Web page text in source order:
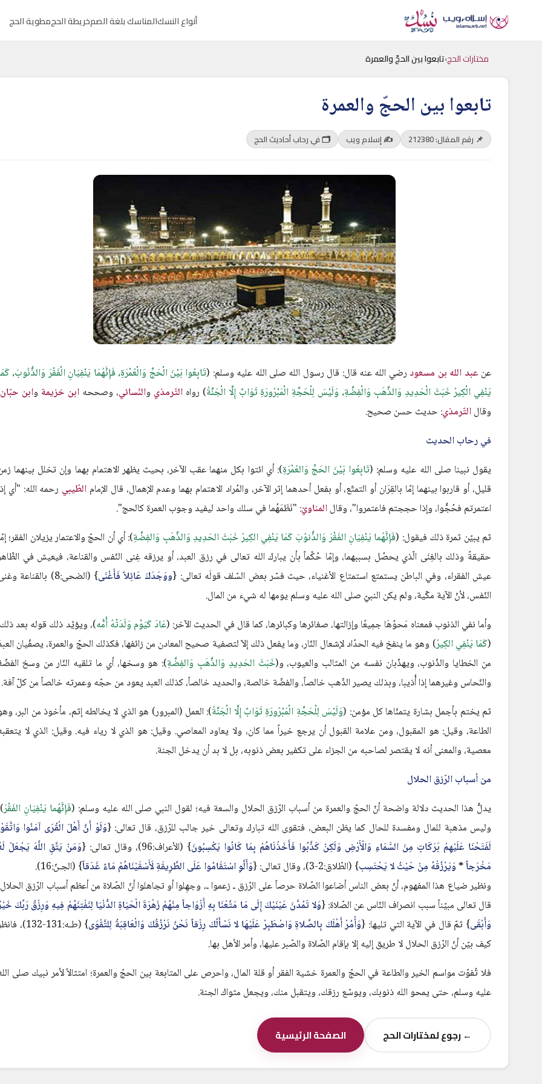
أنواع النسكالمناسك بلغة الصمخريطة الحجمطوية الحج
مختارات الحج›تابعوا بين الحجّ والعمرة
تابعوا بين الحجّ والعمرة
📌 رقم المقال: 212380 ✍️ إسلام ويب 🗂 في رحاب أحاديث الحج
عن عبد الله بن مسعود رضي الله عنه قال: قال رسول الله صلى الله عليه وسلم: (تَابِعُوا بَيْنَ الْحَجِّ وَالْعُمْرَةِ، فَإِنَّهُمَا يَنْفِيَانِ الْفَقْرَ وَالذُّنُوبَ،
يَنْفِي الْكِيرُ خَبَثَ الْحَدِيدِ وَالذَّهَبِ وَالْفِضَّةِ، وَلَيْسَ لِلْحَجَّةِ الْمَبْرُورَةِ ثَوَابٌ إِلَّا الْجَنَّةُ) رواهالتّرمذي والنّسائي، وصححهابن خزيمة وابن حبّان
وقالالتّرمذي: حديث حسن صحيح.
في رحاب الحديث
يقول نبينا صلى الله عليه وسلم: (تَابِعُوا بَيْنَ الحَجِّ وَالعُمْرَةِ): أي ائتوا بكل منهما عقب الآخر، بحيث يظهر الاهتمام بهما وإن تخلل بينهما
قليل، أو قاربوا بينهما إمّا بالقِرَان أو التمتّع، أو بفعل أحدهما إثر الآخر، والمُراد الاهتمام بهما وعدم الإهمال، قال الإمام الطّيبي رحمه الله: "أي
اعتمرتم فحُجُّوا، وإذا حججتم فاعتمروا"، وقالالمناويّ: "نَظَمَهُما في سلك واحد ليفيد وجوب العمرة كالحج".
ثم يبيّن ثمرة ذلك فيقول: (فَإِنَّهُما يَنْفِيَانِ الفَقْرَ وَالذُّنوُبَ كَمَا يَنْفِي الكِيرُ خَبَثَ الحَدِيدِ وَالذَّهَبِ وَالفِضَّةِ): أي أن الحجّ والاعتمار يزيلان الفقر؛
حقيقةً وذلك بالغِنَى الّذي يحصُل بسببهما، وإمّا حُكْماً بأن يبارك الله تعالى في رزق العبد، أو يرزقه غِنى النّفس والقناعة، فيعيش في
عيش الفقراء، وفي الباطن يستمتع استمتاع الأغنياء، حيث فسّر بعض السّلف قولَه تعالى: {ووَجَدَكَ عَائِلاً فَأَغْنَى
} (الضحى:8) بالقناعة
النّفس، لأنّ الآية مكّية، ولم يكن النبيّ صلى الله عليه وسلم يومها له شيء من المال.
وأما نفي الذنوب فمعناه مَحوُهَا جمِيعًا وإزالتها، صغائرها وكبائرها، كما قال في الحديث الآخر: (عَادَ كَيَوْم وَلَدَتْهُ أُمُّه)، ويؤيّد ذلك قوله بعد
(كَمَا يَنْفِي الكِيرُ) وهو ما ينفخ فيه الحدّاد لإشعال النّار، وما يفعل ذلك إلاّ لتصفية صحيح المعادن من زائفها، فكذلك الحجّ والعمرة، يصفّيان
من الخطايا والذّنوب، ويهذّبان نفسه من المثالب والعيوب، و(خَبَثَ الحَدِيدِ وَالذَّهَبِ وَالفِضَّةِ): هو وسخها، أي ما تلقيه النّار من وسخ
والنّحاس وغيرهما إذا أُذيبا، وبذلك يصير الذّهب خالصاً، والفضّة خالصة، والحديد خالصاً، كذلك العبد يعود من حجّه وعمرته خالصاً من كلّ آفة.
ثم يختم بأجمل بشارة يتمنّاها كل مؤمن: (وَلَيْسَ لِلْحَجَّةِ الْمَبْرُورَةِ ثَوَابٌ إِلَّا الْجَنَّةُ): العمل (المبرور) هو الذي لا يخالطه إثم، مأخوذ من البر،
الطاعة، وقيل: هو المقبول، ومن علامة القبول أن يرجع خيراً مما كان، ولا يعاود المعاصي. وقيل: هو الذي لا رياء فيه. وقيل: الذي لا
معصية، والمعنى أنه لا يقتصر لصاحبه من الجزاء على تكفير بعض ذنوبه، بل لا بد أن يدخل الجنة.
من أسباب الرّزق الحلال
يدلُّ هذا الحديث دلالة واضحة أنّ الحجّ والعمرة من أسباب الرّزق الحلال والسعة فيه؛ لقول النبي صلى الله عليه وسلم: (فَإِنَّهُما يَنْفِيَانِ الفَقْرَ
وليس مذهبة للمال ومفسدة للحال كما يظن البعض، فتقوى الله تبارك وتعالى خير جالب للرّزق، قال تعالى: {وَلَوْ أَنَّ أَهْلَ الْقُرَى آمَنُوا
لَفَتَحْنَا عَلَيْهِمْ بَرَكَاتٍ مِنَ السَّمَاءِ وَالْأَرْضِ وَلَكِنْ كَذَّبُوا فَأَخَذْنَاهُمْ بِمَا كَانُوا يَكْسِبُونَ} (الأعراف:96)، وقال تعالى: {
وَمَنْ يَتَّقِ اللَّهَ يَجْعَلْ
مَخْرَجاً*وَيَرْزُقْهُ مِنْ حَيْثُ لا يَحْتَسِب} (الطّلاق:2-3)، وقال تعالى: { وَأَلَّوِ اسْتَقَامُوا عَلَى الطَّرِيقَةِ لَأَسْقَيْنَاهُمْ مَاءً غَدَقاً} (الجـنّ:16).
ونظير ضياع هذا المفهوم، أنّ بعض الناس أضاعوا الصّلاة حرصاً على الرّزق ـ زعموا ـ، وجهِلوا أو تجاهلوا أنّ الصّلاة من أعظم أسباب الرّزق
قال تعالى مبيّناً سبب انصراف النّاس عن الصّلاة: {وَلا تَمُدَّنَ عَيْنَيْكَ إِلَى مَا مَتَّعْنَا بِهِ أَزْوَاجاً مِنْهُمْ زَهْرَةَ الْحَيَاةِ الدُّنْيَا لِنَفْتِنَهُمْ فِيهِ وَرِزْقُ رَبِّكَ
وَأَبْقَى} ثمّ قال في الآية التي تليها: {وَأْمُرْ أَهْلَكَ بِالصَّلاةِ وَاصْطَبِرْ عَلَيْهَا لا نَسْأَلُكَ رِزْقاً نَحْنُ نَرْزُقُكَ وَالْعَاقِبَةُ لِلتَّقْوَى
} (طـه:131-132)،
كيف بيّن أنّ الرّزق الحلال لا طريق إليه إلا بإقام الصّلاة والصّبر عليها، وأمر الأهل بها.
فلا تُفوّت مواسم الخير والطاعة في الحجّ والعمرة خشية الفقر أو قلة المال، واحرص على المتابعة بين الحجّ والعمرة؛ امتثالاً لأمر نبيك صلى
عليه وسلم، حتى يمحو الله ذنوبك، ويوسّع رزقك، ويتقبل منك، ويجعل مثواك الجنة.
← رجوع لمختارات الحج الصفحة الرئيسية